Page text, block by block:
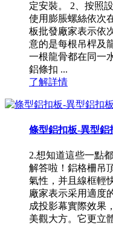
定安裝。 2、按照
使用膨脹螺絲依次
板批發廠家表示依
意的是每根吊桿及
一根龍骨都在同一
鋁條扣 ...
了解詳情
條型鋁扣板-異型鋁
2.想知道這些一點
解答啦！鋁格柵吊
氣性，并且線框輕
廠家表示采用適度
成投影幕實際效果
美觀大方。它更立